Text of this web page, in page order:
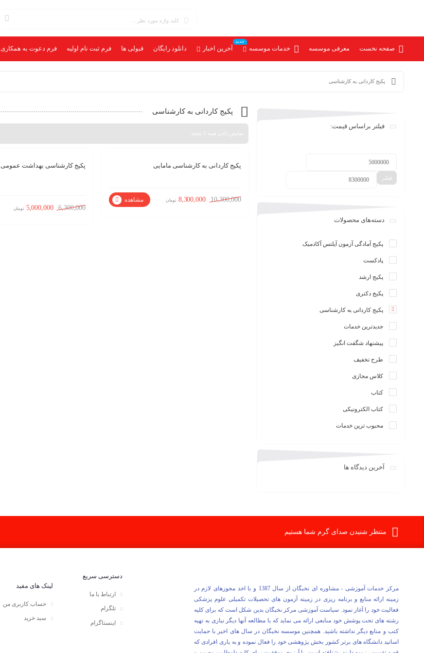
صفحه نخست معرفی موسسه خدمات موسسه
جدید
آخرین اخبار دانلود رایگان قبولی ها فرم ثبت نام اولیه فرم دعوت به همکاری
پکیج کاردانی به کارشناسی
پکیج کاردانی به کارشناسی
نمایش دادن همه 2 نتیجه
%19
پکیج کاردانی به کارشناسی مامایی
10,300,000
8,300,000 تومان مشاهده
%21
پکیج کارشناسی بهداشت عمومی
6,300,000
5,000,000 تومان
فیلتر براساس قیمت:
فیلتر
دسته‌های محصولات
پکیج آمادگی آزمون آیلتس آکادمیک
پادکست
پکیج ارشد
پکیج دکتری
پکیج کاردانی به کارشناسی
جدیدترین خدمات
پیشنهاد شگفت انگیز
طرح تخفیف
کلاس مجازی
کتاب
کتاب الکترونیکی
محبوب ترین خدمات
آخرین دیدگاه ها
منتظر شنیدن صدای گرم شما هستیم
مرکز خدمات آموزشی - مشاوره ای نخبگان از سال 1387 و با اخذ مجوزهای لازم در
زمینه ارائه منابع و برنامه ریزی در زمینه آزمون های تحصیلات تکمیلی علوم پزشکی
فعالیت خود را آغاز نمود. سیاست آموزشی مرکز نخبگان بدین شکل است که برای کلیه
رشته های تحت پوشش خود منابعی ارائه می نماید که با مطالعه آنها دیگر نیازی به تهیه
کتب و منابع دیگر نداشته باشید. همچنین موسسه نخبگان در سال های اخیر با حمایت
اساتید دانشگاه های برتر کشور بخش پژوهشی خود را فعال نموده و به یاری افرادی که
دسترسی سریع
ارتباط با ما
تلگرام
اینستاگرام
لینک های مفید
حساب کاربری من
سبد خرید